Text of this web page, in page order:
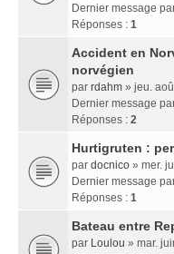
Dernier message
Réponses : 1
Accident en
norvégien
par rdahm » jeu.
Dernier message
Réponses : 2
Hurtigruten :
par docnico » mer.
Dernier message
Réponses : 1
Bateau entre
par Loulou » mar.